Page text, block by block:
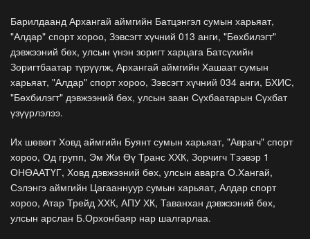
Барилдаанд Архангай аймгийн Батцэнгэл сумын харьяат,
"Алдар" спорт хороо, Зэвсэгт хүчний 013 анги, "Бөхбилэгт"
дэвжээний бөх, улсын үнэн зоригт харцага Батсүхийн
Зоригтбаатар түрүүлж, Архангай аймгийн Хашаат сумын
харьяат, "Алдар" спорт хороо, Зэвсэгт хүчний 034 анги, БХИС,
"Бөхбилэгт" дэвжээний бөх, улсын заан Сүхбаатарын Сүхбат
үзүүрлэлээ.
Их шөвөгт Ховд аймгийн Буянт сумын харьяат, "Аврагч" спорт
хороо, Од групп, Эм Жи Өү Транс ХХК, Зорчигч Тээвэр 1
ОНӨААТҮГ, Ховд дэвжээний бөх, улсын аварга О.Хангай,
Сэлэнгэ аймгийн Цагааннуур сумын харьяат, Алдар спорт
хороо, Атар Трейд ХХК, АПУ ХК, Таванхан дэвжээний бөх,
улсын арслан Б.Орхонбаяр нар шалгарлаа.